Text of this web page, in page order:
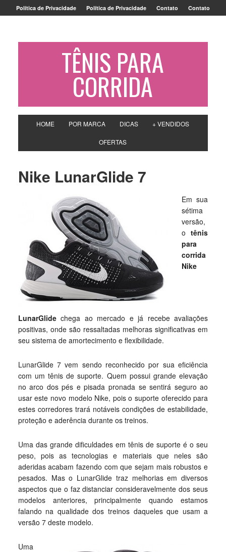
Política de Privacidade Política de Privacidade Contato Contato
TÊNIS PARA
CORRIDA
HOME POR MARCA DICAS + VENDIDOS
OFERTAS
Nike LunarGlide 7
Em sua
sétima
versão,
otênis
para
corrida
Nike
LunarGlidechega ao mercado e já recebe avaliações
positivas, onde são ressaltadas melhoras significativas em
seu sistema de amortecimento e flexibilidade.
LunarGlide 7 vem sendo reconhecido por sua eficiência
com um tênis de suporte. Quem possui grande elevação
no arco dos pés e pisada pronada se sentirá seguro ao
usar este novo modelo Nike, pois o suporte oferecido para
estes corredores trará notáveis condições de estabilidade,
proteção e aderência durante os treinos.
Uma das grande dificuldades em tênis de suporte é o seu
peso, pois as tecnologias e materiais que neles são
aderidas acabam fazendo com que sejam mais robustos e
pesados. Mas o LunarGlide traz melhorias em diversos
aspectos que o faz distanciar consideravelmente dos seus
modelos anteriores, principalmente quando estamos
falando na qualidade dos treinos daqueles que usam a
versão 7 deste modelo.
Uma